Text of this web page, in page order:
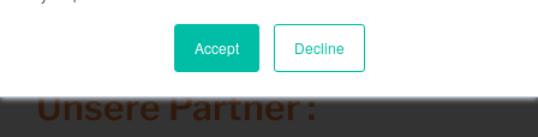
Accept Decline
Sektoren und Lösungen
Das Unternehmen
Unsere Partner :